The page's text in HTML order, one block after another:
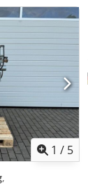
1 / 5
,